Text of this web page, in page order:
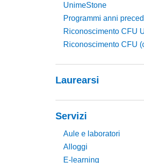
UnimeStone
Programmi anni
Riconoscimento CFU
Riconoscimento CFU
Laurearsi
Servizi
Aule e laboratori
Alloggi
E-learning